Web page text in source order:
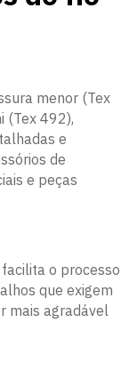
menor (Tex
(Tex 492),
e
de
e peças
o processo
que exigem
mais agradável